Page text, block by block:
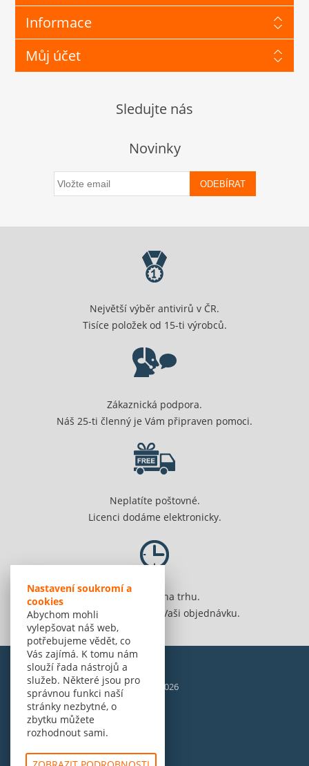
Nastavení soukromí a
cookies
Abychom mohli
vylepšovat náš web,
potřebujeme vědět, co
Vás zajímá. K tomu nám
slouží řada nástrojů a
služeb. Některé jsou pro
správnou funkci naší
stránky nezbytné, o
zbytku můžete
rozhodnout sami.
Informace
Můj účet
Sledujte nás
Novinky
ODEBÍRAT
Největší výběr antivirů v ČR.
Tisíce položek od 15-ti výrobců.
Zákaznická podpora.
Náš 25-ti členný je Vám připraven pomoci.
Neplatíte poštovné.
Licenci dodáme elektronicky.
Jsme 20 let na trhu.
Spolehlivě vyřídíme Vaši objednávku.
© Amenit Software Solutions, 1998 - 2026
Powered bynopCommerce